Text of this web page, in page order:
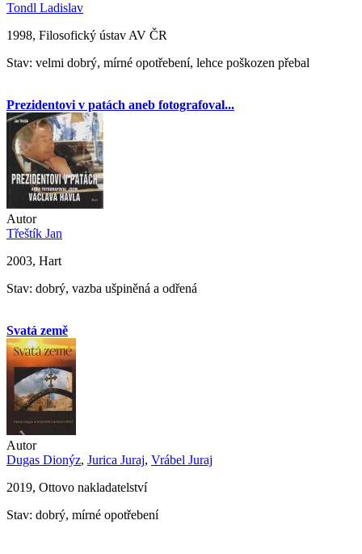
Tondl Ladislav
1998, Filosofický ústav AV ČR
Stav: velmi dobrý, mírné opotřebení, lehce poškozen přebal
Prezidentovi v patách aneb fotografoval...
Autor
Třeštík Jan
2003, Hart
Stav: dobrý, vazba ušpiněná a odřená
Svatá země
Autor
Dugas Dionýz, Jurica Juraj, Vrábel Juraj
2019, Ottovo nakladatelství
Stav: dobrý, mírné opotřebení